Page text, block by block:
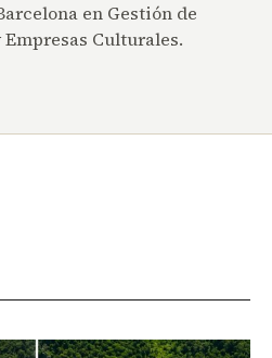
en Gestión de
Culturales.